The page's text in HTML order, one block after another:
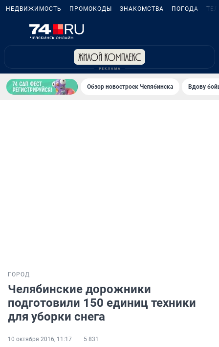
НЕДВИЖИМОСТЬ ПРОМОКОДЫ ЗНАКОМСТВА ПОГОДА
Обзор новостроек Челябинска Вдову
ГОРОД
Челябинские дорожники
подготовили 150 единиц техники
для уборки снега
10 октября 2016, 11:17 5 831